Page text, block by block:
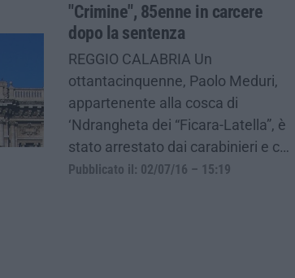
"Crimine", 85enne in carcere
dopo la sentenza
REGGIO CALABRIA Un
ottantacinquenne, Paolo Meduri,
appartenente alla cosca di
‘Ndrangheta dei “Ficara-Latella”, è
stato arrestato dai carabinieri e c…
Pubblicato il: 02/07/16 – 15:19